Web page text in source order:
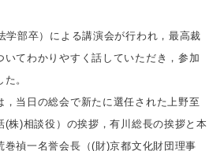
学部卒）による講演会が行われ，最高裁
いてわかりやすく話していただき，参加
。
当日の総会で新たに選任された上野至
(株)相談役）の挨拶，有川総長の挨拶と本
巻禎一名誉会長（(財)京都文化財団理事